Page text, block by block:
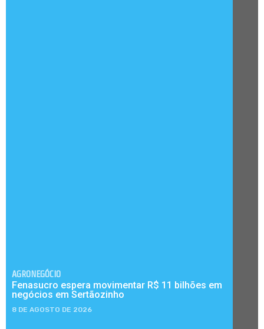
AGRONEGÓCIO
Fenasucro espera movimentar R$ 11 bilhões em
negócios em Sertãozinho
8 DE AGOSTO DE 2026